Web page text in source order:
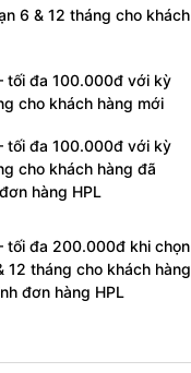
6 & 12 tháng cho khách
tối đa 100.000đ với kỳ
cho khách hàng mới
tối đa 100.000đ với kỳ
cho khách hàng đã
hàng HPL
tối đa 200.000đ khi chọn
12 tháng cho khách hàng
đơn hàng HPL